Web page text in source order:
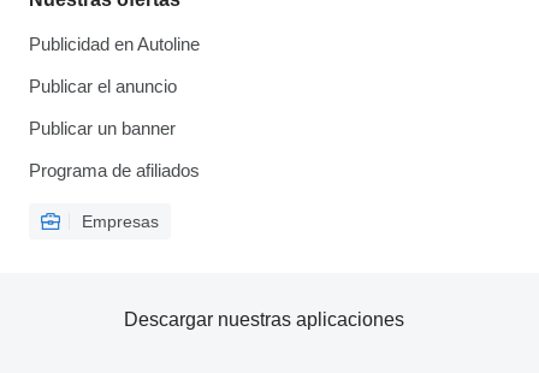
Publicidad en Autoline
Publicar el anuncio
Publicar un banner
Programa de afiliados
Empresas
Descargar nuestras aplicaciones